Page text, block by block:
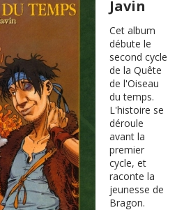
Javin
Cet album
débute le
second cycle
de la Quête
de l'Oiseau
du temps.
L'histoire se
déroule
avant la
premier
cycle, et
raconte la
jeunesse de
Bragon.